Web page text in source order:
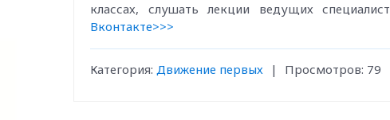
классах, слушать лекции ведущих
Вконтакте>>>
Категория: Движение первых | Просмотров: 79